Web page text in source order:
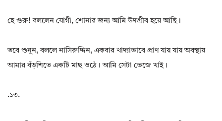
হে গুরু! বললেন যোগী, শোনার জন্য আমি উদগ্রীব হয়ে আছি।
তবে শুনুন, বললে নাসিরুদ্দিন, একবার খাদ্যাভাবে প্রাণ যায় যায় অবস্থায়
আমার বঁড়শিতে একটি মাছ ওঠে। আমি সেটা ভেজে খাই।
.১৩.